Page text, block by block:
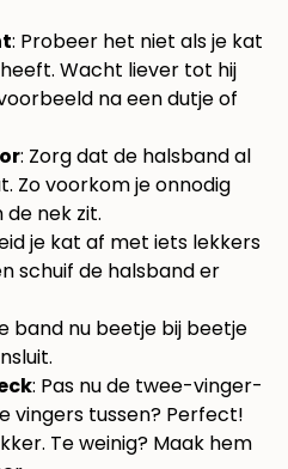
: Probeer het niet als je kat
Wacht liever tot hij
na een dutje of
: Zorg dat de halsband al
Zo voorkom je onnodig
nek zit.
je kat af met iets lekkers
schuif de halsband er
band nu beetje bij beetje
: Pas nu de twee-vinger-
vingers tussen? Perfect!
Te weinig? Maak hem